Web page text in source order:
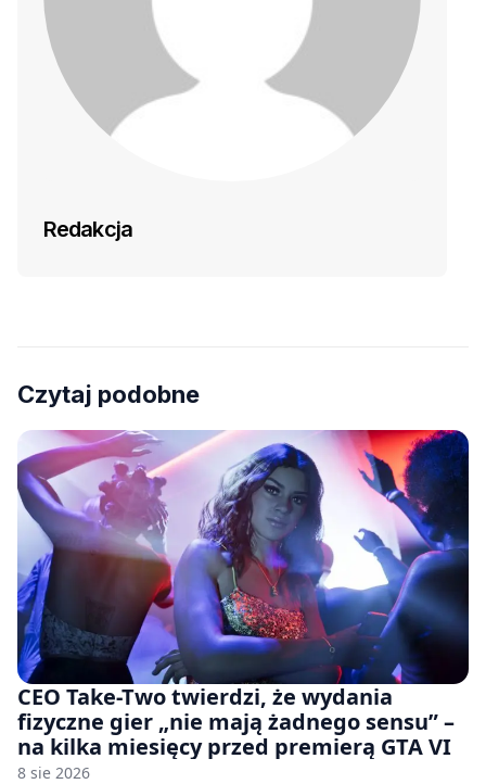
Redakcja
Czytaj podobne
CEO Take-Two twierdzi, że wydania
fizyczne gier „nie mają żadnego sensu” –
na kilka miesięcy przed premierą GTA VI
8 sie 2026